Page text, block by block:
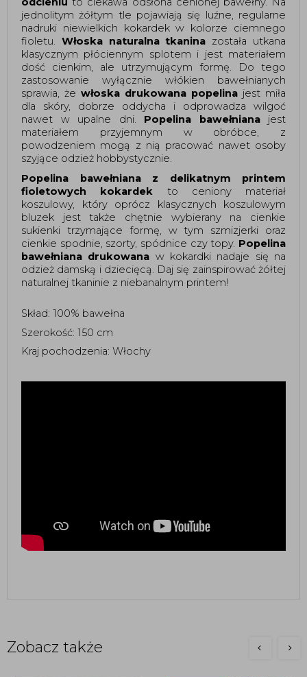
jednolitym żółtym tle pojawiają się luźne, regularne
nadruki niewielkich kokardek w kolorze ciemnego
fioletu. Włoska naturalna tkanina została utkana
klasycznym płóciennym splotem i jest materiałem
dość cienkim, ale utrzymującym formę. Do tego
zastosowanie wyłącznie włókien bawełnianych
sprawia, że włoska drukowana popelina jest miła
dla skóry, dobrze oddycha i odprowadza wilgoć
nawet w upalne dni. Popelina bawełniana jest
materiałem przyjemnym w obróbce, z
powodzeniem mogą z nią pracować nawet osoby
szyjące odzież hobbystycznie.
Popelina bawełniana z delikatnym printem
fioletowych kokardek to ceniony materiał
koszulowy, który oprócz klasycznych koszulowym
bluzek jest także chętnie wybierany na cienkie
sukienki trzymające formę, w tym szmizjerki oraz
cienkie spodnie, szorty, spódnice czy topy. Popelina
bawełniana drukowana w kokardki nadaje się na
odzież damską i dziecięcą. Daj się zainspirować żółtej
naturalnej tkaninie z niebanalnym printem!
Skład: 100% bawełna
Szerokość: 150 cm
Kraj pochodzenia: Włochy
Zobacz także